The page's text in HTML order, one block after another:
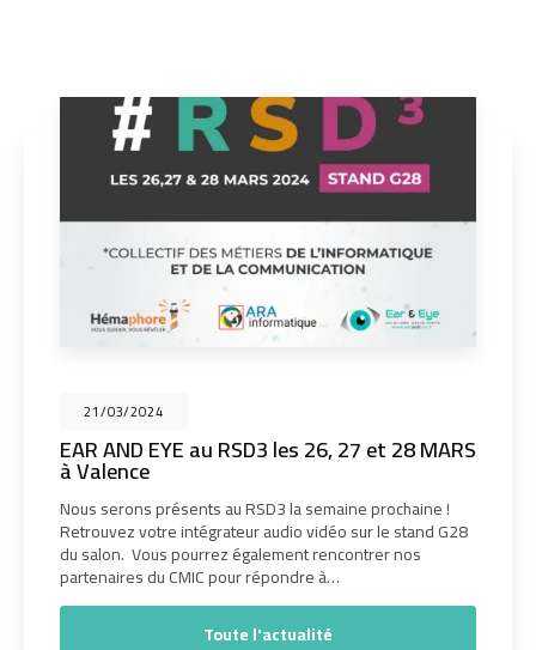
21/03/2024
EAR AND EYE au RSD3 les 26, 27 et 28 MARS
à Valence
Nous serons présents au RSD3 la semaine prochaine !
Retrouvez votre intégrateur audio vidéo sur le stand G28
du salon. Vous pourrez également rencontrer nos
partenaires du CMIC pour répondre à…
Toute l'actualité